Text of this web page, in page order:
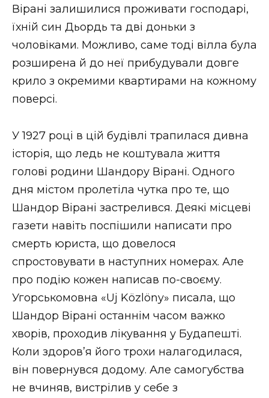
Вірані залишилися проживати господарі,
їхній син Дьордь та дві доньки з
чоловіками. Можливо, саме тоді вілла була
розширена й до неї прибудували довге
крило з окремими квартирами на кожному
поверсі.
У 1927 році в цій будівлі трапилася дивна
історія, що ледь не коштувала життя
голові родини Шандору Вірані. Одного
дня містом пролетіла чутка про те, що
Шандор Вірані застрелився. Деякі місцеві
газети навіть поспішили написати про
смерть юриста, що довелося
спростовувати в наступних номерах. Але
про подію кожен написав по-своєму.
Угорськомовна «Uj Közlöny» писала, що
Шандор Вірані останнім часом важко
хворів, проходив лікування у Будапешті.
Коли здоров’я його трохи налагодилася,
він повернувся додому. Але самогубства
не вчиняв, вистрілив у себе з